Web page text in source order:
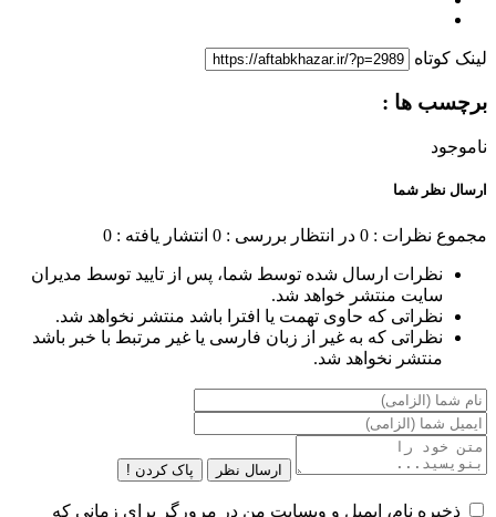
لینک کوتاه
برچسب ها :
ناموجود
ارسال نظر شما
مجموع نظرات : 0 در انتظار بررسی : 0 انتشار یافته : 0
نظرات ارسال شده توسط شما، پس از تایید توسط مدیران
سایت منتشر خواهد شد.
نظراتی که حاوی تهمت یا افترا باشد منتشر نخواهد شد.
نظراتی که به غیر از زبان فارسی یا غیر مرتبط با خبر باشد
منتشر نخواهد شد.
ارسال نظر پاک کردن !
ذخیره نام، ایمیل و وبسایت من در مرورگر برای زمانی که